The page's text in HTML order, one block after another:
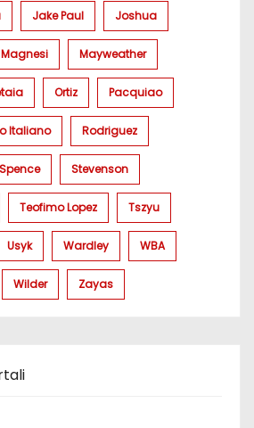
Jake Paul Joshua
Magnesi Mayweather
Ortiz Pacquiao
Italiano Rodriguez
Spence Stevenson
Teofimo Lopez Tszyu
Usyk Wardley WBA
Wilder Zayas